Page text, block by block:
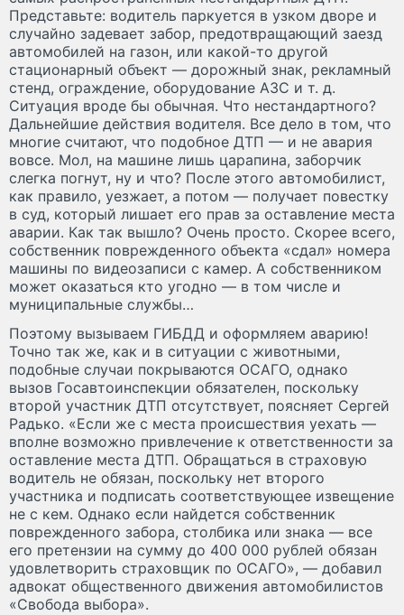
Представьте: водитель паркуется в узком дворе и
случайно задевает забор, предотвращающий заезд
автомобилей на газон, или какой-то другой
стационарный объект — дорожный знак, рекламный
стенд, ограждение, оборудование АЗС и т. д.
Ситуация вроде бы обычная. Что нестандартного?
Дальнейшие действия водителя. Все дело в том, что
многие считают, что подобное ДТП — и не авария
вовсе. Мол, на машине лишь царапина, заборчик
слегка погнут, ну и что? После этого автомобилист,
как правило, уезжает, а потом — получает повестку
в суд, который лишает его прав за оставление места
аварии. Как так вышло? Очень просто. Скорее всего,
собственник поврежденного объекта «сдал» номера
машины по видеозаписи с камер. А собственником
может оказаться кто угодно — в том числе и
муниципальные службы…
Поэтому вызываем ГИБДД и оформляем аварию!
Точно так же, как и в ситуации с животными,
подобные случаи покрываются ОСАГО, однако
вызов Госавтоинспекции обязателен, поскольку
второй участник ДТП отсутствует, поясняет Сергей
Радько. «Если же с места происшествия уехать —
вполне возможно привлечение к ответственности за
оставление места ДТП. Обращаться в страховую
водитель не обязан, поскольку нет второго
участника и подписать соответствующее извещение
не с кем. Однако если найдется собственник
поврежденного забора, столбика или знака — все
его претензии на сумму до 400 000 рублей обязан
удовлетворить страховщик по ОСАГО», — добавил
адвокат общественного движения автомобилистов
«Свобода выбора».